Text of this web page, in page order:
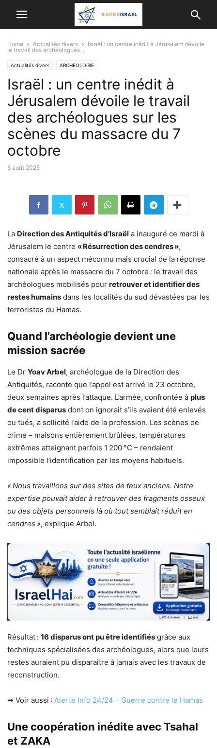
Home Actualités divers
Israël : un centre inédit à Jérusalem dévoile
le travail des archéologues...
Actualités divers ARCHEOLOGIE
Israël : un centre inédit à
Jérusalem dévoile le travail
des archéologues sur les
scènes du massacre du 7
octobre
6 août 2025
La Direction des Antiquités d’Israël a inauguré ce mardi à
Jérusalem le centre « Résurrection des cendres »,
consacré à un aspect méconnu mais crucial de la réponse
nationale après le massacre du 7 octobre : le travail des
archéologues mobilisés pour retrouver et identifier des
restes humains dans les localités du sud dévastées par les
terroristes du Hamas.
Quand l’archéologie devient une
mission sacrée
Le Dr Yoav Arbel, archéologue de la Direction des
Antiquités, raconte que l’appel est arrivé le 23 octobre,
deux semaines après l’attaque. L’armée, confrontée à plus
de cent disparus dont on ignorait s’ils avaient été enlevés
ou tués, a sollicité l’aide de la profession. Les scènes de
crime – maisons entièrement brûlées, températures
extrêmes atteignant parfois 1 200 °C – rendaient
impossible l’identification par les moyens habituels.
« Nous travaillons sur des sites de feux anciens. Notre
expertise pouvait aider à retrouver des fragments osseux
ou des objets personnels là où tout semblait réduit en
cendres », explique Arbel.
Résultat : 16 disparus ont pu être identifiés grâce aux
techniques spécialisées des archéologues, alors que leurs
restes auraient pu disparaître à jamais avec les travaux de
reconstruction.
➡ Voir aussi : Alerte Info 24/24 – Guerre contre le Hamas
Une coopération inédite avec Tsahal
et ZAKA